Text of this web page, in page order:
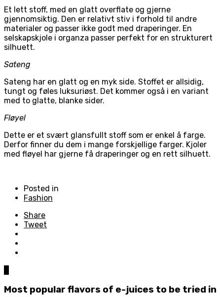
Et lett stoff, med en glatt overflate og gjerne
gjennomsiktig. Den er relativt stiv i forhold til andre
materialer og passer ikke godt med draperinger. En
selskapskjole i organza passer perfekt for en strukturert
silhuett.
Sateng
Sateng har en glatt og en myk side. Stoffet er allsidig,
tungt og føles luksuriøst. Det kommer også i en variant
med to glatte, blanke sider.
Fløyel
Dette er et svært glansfullt stoff som er enkel å farge.
Derfor finner du dem i mange forskjellige farger. Kjoler
med fløyel har gjerne få draperinger og en rett silhuett.
Posted in
Fashion
Share
Tweet
Most popular flavors of e-juices to be tried in